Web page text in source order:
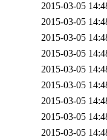
2015-03-05
2015-03-05
2015-03-05
2015-03-05
2015-03-05
2015-03-05
2015-03-05
2015-03-05
2015-03-05